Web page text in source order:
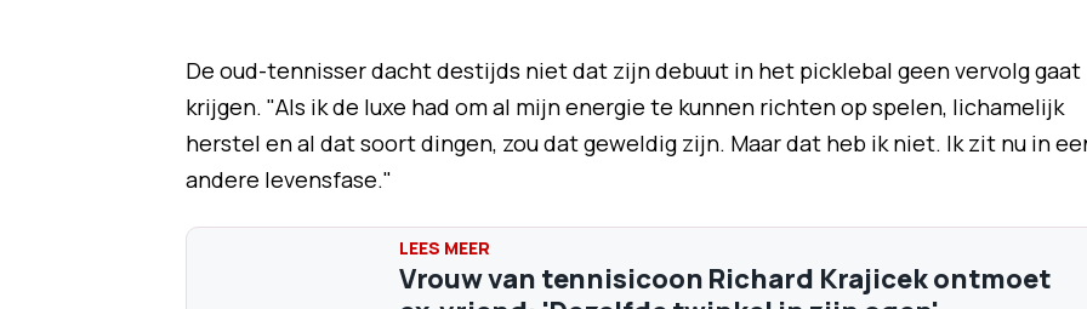
De oud-tennisser dacht destijds niet dat zijn debuut in het picklebal geen vervolg gaat
krijgen. "Als ik de luxe had om al mijn energie te kunnen richten op spelen, lichamelijk
herstel en al dat soort dingen, zou dat geweldig zijn. Maar dat heb ik niet. Ik zit nu in
andere levensfase."
Vrouw van tennisicoon Richard Krajicek ontmoet